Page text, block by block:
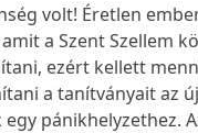
volt! Éretlen
a Szent Szellem
ezért kellett
a tanítványait az
pánikhelyzethez.